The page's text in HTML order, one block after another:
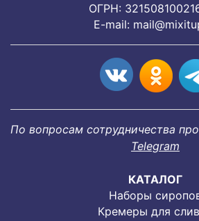
ОГРН:
E-mail:
По вопросам сотрудничества
Telegram
КАТАЛОГ
Наборы
Кремеры для